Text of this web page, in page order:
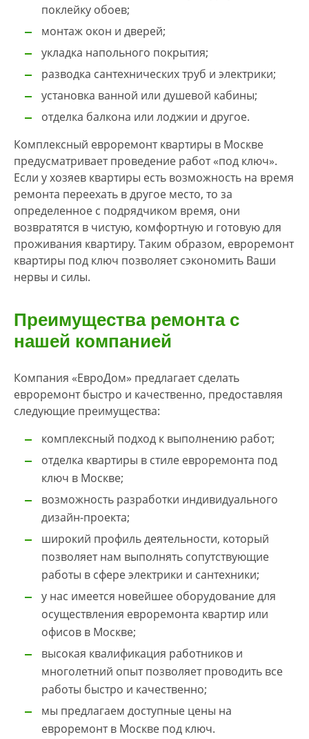
поклейку обоев;
монтаж окон и дверей;
укладка напольного покрытия;
разводка сантехнических труб и электрики;
установка ванной или душевой кабины;
отделка балкона или лоджии и другое.
Комплексный евроремонт квартиры в Москве
предусматривает проведение работ «под ключ».
Если у хозяев квартиры есть возможность на время
ремонта переехать в другое место, то за
определенное с подрядчиком время, они
возвратятся в чистую, комфортную и готовую для
проживания квартиру. Таким образом, евроремонт
квартиры под ключ позволяет сэкономить Ваши
нервы и силы.
Преимущества ремонта с
нашей компанией
Компания «ЕвроДом» предлагает сделать
евроремонт быстро и качественно, предоставляя
следующие преимущества:
комплексный подход к выполнению работ;
отделка квартиры в стиле евроремонта под
ключ в Москве;
возможность разработки индивидуального
дизайн-проекта;
широкий профиль деятельности, который
позволяет нам выполнять сопутствующие
работы в сфере электрики и сантехники;
у нас имеется новейшее оборудование для
осуществления евроремонта квартир или
офисов в Москве;
высокая квалификация работников и
многолетний опыт позволяет проводить все
работы быстро и качественно;
мы предлагаем доступные цены на
евроремонт в Москве под ключ.